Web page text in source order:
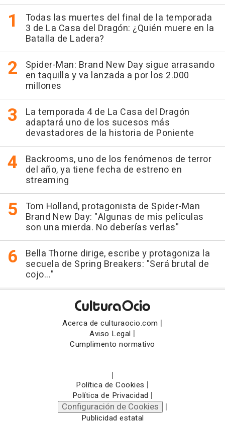
Todas las muertes del final de la temporada
3 de La Casa del Dragón: ¿Quién muere en la
Batalla de Ladera?
Spider-Man: Brand New Day sigue arrasando
en taquilla y va lanzada a por los 2.000
millones
La temporada 4 de La Casa del Dragón
adaptará uno de los sucesos más
devastadores de la historia de Poniente
Backrooms, uno de los fenómenos de terror
del año, ya tiene fecha de estreno en
streaming
Tom Holland, protagonista de Spider-Man
Brand New Day: "Algunas de mis películas
son una mierda. No deberías verlas"
Bella Thorne dirige, escribe y protagoniza la
secuela de Spring Breakers: "Será brutal de
cojo..."
Acerca de culturaocio.com |
Aviso Legal |
Cumplimento normativo
|
Política de Cookies |
Política de Privacidad |
Configuración de Cookies |
Publicidad estatal